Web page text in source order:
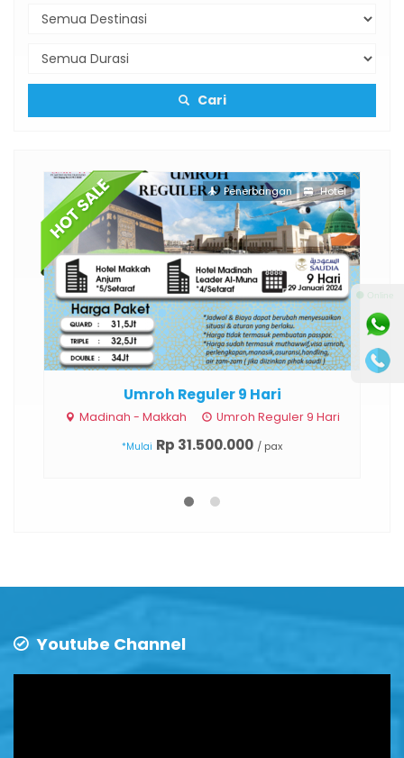
Cari
Umroh Reguler 9 Hari
Madinah - Makkah Umroh Reguler 9 Hari
*Mulai Rp 31.500.000 / pax
Penerbangan Hotel
Youtube Channel
⚫ Online